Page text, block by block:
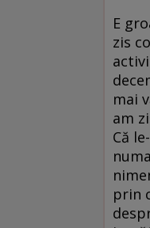
E
zis
mai
am
Că
prin